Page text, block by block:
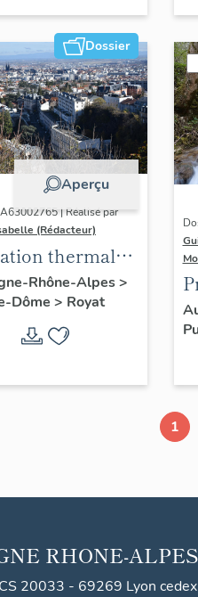
Dossier
Aperçu
| Réalisé par
(Rédacteur)
thermale
Rhône-Alpes>
Dôme > Royat
1
RHONE-ALPES
20033 - 69269 Lyon